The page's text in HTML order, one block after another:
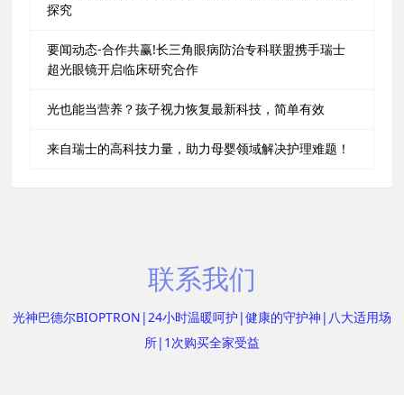
探究
要闻动态-合作共赢!长三角眼病防治专科联盟携手瑞士
超光眼镜开启临床研究合作
光也能当营养？孩子视力恢复最新科技，简单有效
来自瑞士的高科技力量，助力母婴领域解决护理难题！
联系我们
光神巴德尔BIOPTRON|24小时温暖呵护|健康的守护神|八大适用场
所|1次购买全家受益